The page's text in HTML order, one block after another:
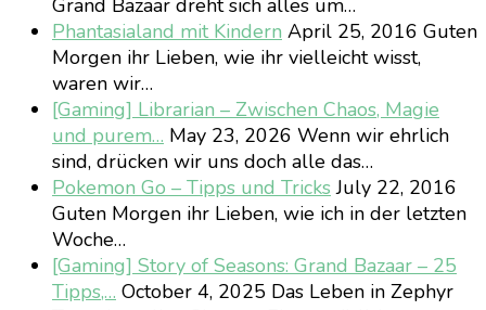
Phantasialand mit Kindern April 25, 2016 Guten
Morgen ihr Lieben, wie ihr vielleicht wisst,
waren wir…
[Gaming] Librarian – Zwischen Chaos, Magie
und purem… May 23, 2026 Wenn wir ehrlich
sind, drücken wir uns doch alle das…
Pokemon Go – Tipps und TricksJuly 22, 2016
Guten Morgen ihr Lieben, wie ich in der letzten
Woche…
[Gaming] Story of Seasons: Grand Bazaar – 25
Tipps,… October 4, 2025 Das Leben in Zephyr